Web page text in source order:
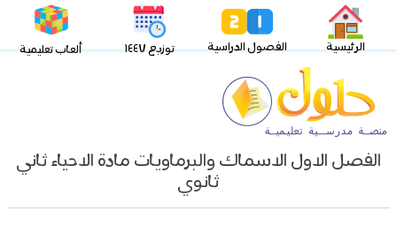
الرئيسية الفصول الدراسية توزيع ١٤٤٧ ألعاب تعليمية
الفصل الاول الاسماك والبرماويات مادة الاحياء ثاني
ثانوي